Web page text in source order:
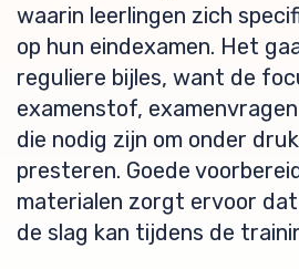
waarin leerlingen zich
op hun eindexamen. Het
reguliere bijles, want de
examenstof,
die nodig zijn om onder
presteren. Goede
materialen zorgt ervoor
de slag kan tijdens de